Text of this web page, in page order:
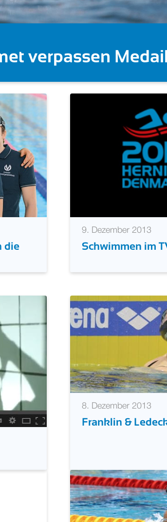
Gold im
die
9. Dezember 2013
Schwimmen im
8. Dezember 2013
Franklin &